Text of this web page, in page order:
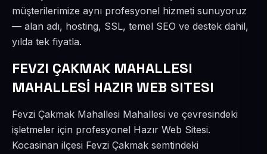
müşterilerimize aynı profesyonel hizmeti sunuyoruz
— alan adı, hosting, SSL, temel SEO ve destek dahil,
yılda tek fiyatla.
FEVZI ÇAKMAK MAHALLESI
MAHALLESİ HAZIR WEB SITESI
Fevzi Çakmak Mahallesi Mahallesi ve çevresindeki
işletmeler için profesyonel Hazır Web Sitesi.
Kocasinan ilçesi Fevzi Çakmak semtindeki